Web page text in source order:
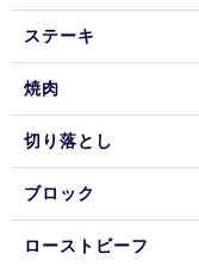
ステーキ
焼肉
切り落とし
ブロック
ローストビーフ